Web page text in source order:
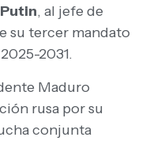
, al jefe de
su tercer mandato
2031.
Maduro
rusa por su
conjunta